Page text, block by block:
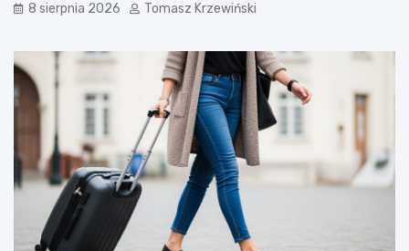
8 sierpnia 2026 Tomasz Krzewiński